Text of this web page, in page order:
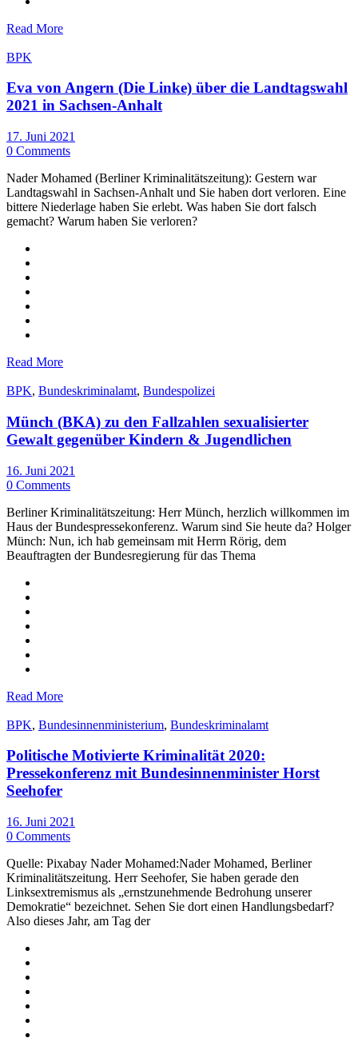
Read More
BPK
Eva von Angern (Die Linke) über die Landtagswahl
2021 in Sachsen-Anhalt
17. Juni 2021
0 Comments
Nader Mohamed (Berliner Kriminalitätszeitung): Gestern war
Landtagswahl in Sachsen-Anhalt und Sie haben dort verloren. Eine
bittere Niederlage haben Sie erlebt. Was haben Sie dort falsch
gemacht? Warum haben Sie verloren?
Read More
BPK, Bundeskriminalamt, Bundespolizei
Münch (BKA) zu den Fallzahlen sexualisierter
Gewalt gegenüber Kindern & Jugendlichen
16. Juni 2021
0 Comments
Berliner Kriminalitätszeitung: Herr Münch, herzlich willkommen im
Haus der Bundespressekonferenz. Warum sind Sie heute da? Holger
Münch: Nun, ich hab gemeinsam mit Herrn Rörig, dem
Beauftragten der Bundesregierung für das Thema
Read More
BPK, Bundesinnenministerium, Bundeskriminalamt
Politische Motivierte Kriminalität 2020:
Pressekonferenz mit Bundesinnenminister Horst
Seehofer
16. Juni 2021
0 Comments
Quelle: Pixabay Nader Mohamed:Nader Mohamed, Berliner
Kriminalitätszeitung. Herr Seehofer, Sie haben gerade den
Linksextremismus als „ernstzunehmende Bedrohung unserer
Demokratie“ bezeichnet. Sehen Sie dort einen Handlungsbedarf?
Also dieses Jahr, am Tag der